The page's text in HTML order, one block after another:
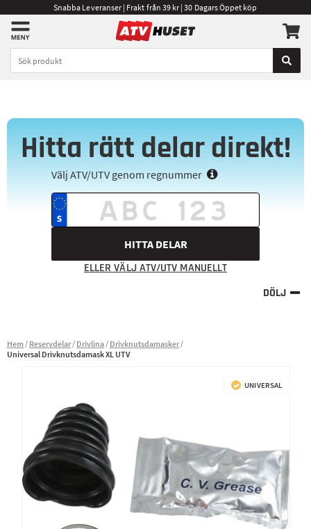
Snabba Leveranser | Frakt från 39 kr | 30 Dagars Öppet köp
Hitta rätt delar direkt!
Välj ATV/UTV genom regnummer
HITTA DELAR
ELLER VÄLJ ATV/UTV MANUELLT
DÖLJ
Hem Reservdelar Drivlina Drivknutsdamasker
Universal Drivknutsdamask XL UTV
UNIVERSAL